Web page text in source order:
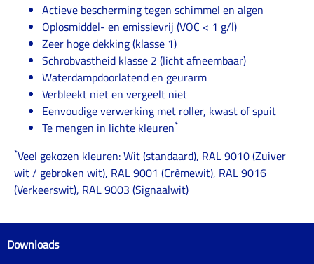
Actieve bescherming tegen schimmel en algen
Oplosmiddel- en emissievrij (VOC < 1 g/l)
Zeer hoge dekking (klasse 1)
Schrobvastheid klasse 2 (licht afneembaar)
Waterdampdoorlatend en geurarm
Verbleekt niet en vergeelt niet
Eenvoudige verwerking met roller, kwast of spuit
Te mengen in lichte kleuren*
*Veel gekozen kleuren: Wit (standaard), RAL 9010 (Zuiver
wit / gebroken wit), RAL 9001 (Crèmewit), RAL 9016
(Verkeerswit), RAL 9003 (Signaalwit)
Downloads